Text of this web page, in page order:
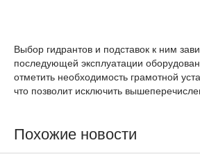
Выбор гидрантов и подставок к ним
последующей эксплуатации
отметить необходимость грамотной
что позволит исключить
Похожие новости